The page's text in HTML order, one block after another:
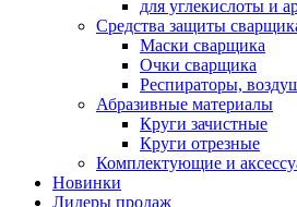
для углекислоты и
Средства защиты
Маски сварщика
Очки сварщика
Респираторы,
Абразивные материалы
Круги зачистные
Круги отрезные
Комплектующие и
Новинки
Лидеры продаж